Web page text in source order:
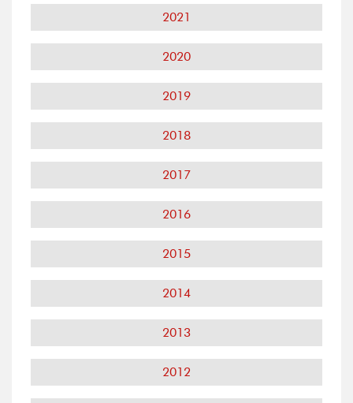
2021
2020
2019
2018
2017
2016
2015
2014
2013
2012